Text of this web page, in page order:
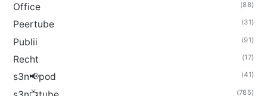
Office (88)
Peertube (31)
Publii (91)
Recht (17)
s3n📢pod (41)
(785)